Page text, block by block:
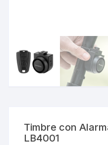
Timbre con
LB4001